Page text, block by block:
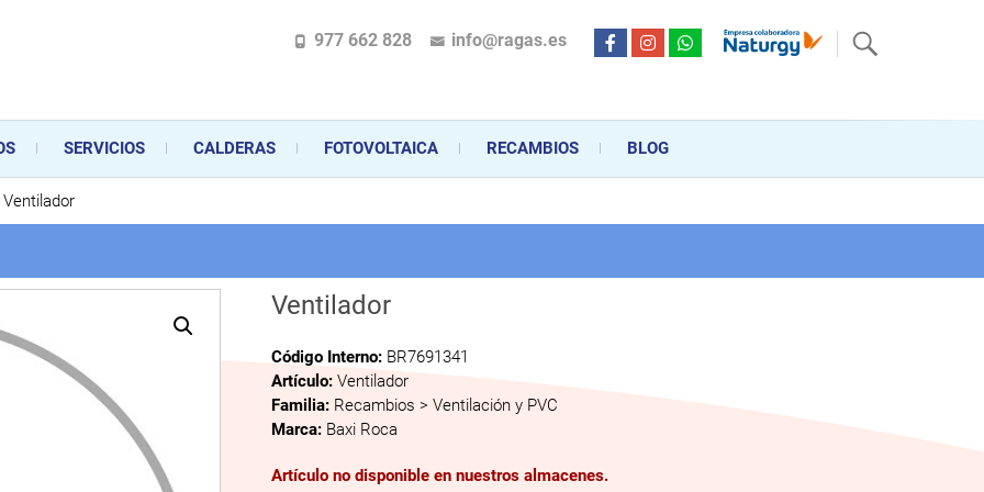
en la instalación, comercialización y mantenimiento de gas y electricidad desde hace más de 20 años . Acompañamos al cliente
aparatos de gas, climatización o electrodomésticos, desde el asesoramiento personalizado en la venta, montaje y reparación, hasta la
977 662 828 info@ragas.es
SERVICIOS CALDERAS FOTOVOLTAICA RECAMBIOS BLOG
Ventilador
Ventilador
Código Interno: BR7691341
Artículo:Ventilador
Familia: Recambios > Ventilación y PVC
Marca: Baxi Roca
Artículo no disponible en nuestros almacenes.